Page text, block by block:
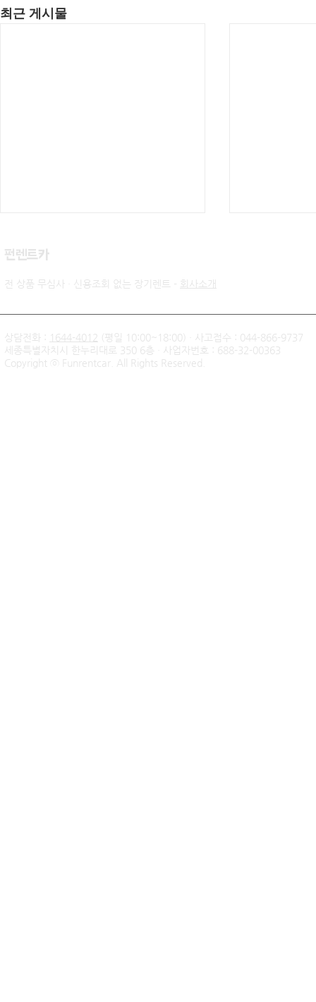
최근 게시물
신불자 기아 쏘렌토 하이브리
드 무심사 장기렌트 출고후기
팰리세이드
​펀렌트카
전 상품 무심사 · 신용조회 없는 장기렌트 - 회사소개
상담전화 : 1644-4012
(평일 10:00~18:00) · 사고접수 : 044-866-9737
세종특별자치시 한누리대로 350 6층 · 사업자번호 : 688-32-00363
Copyright ⓒ Funrentcar. All Rights Reserved.